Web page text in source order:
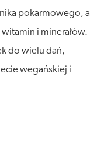
pokarmowego, a
i minerałów.
do wielu dań,
wegańskiej i